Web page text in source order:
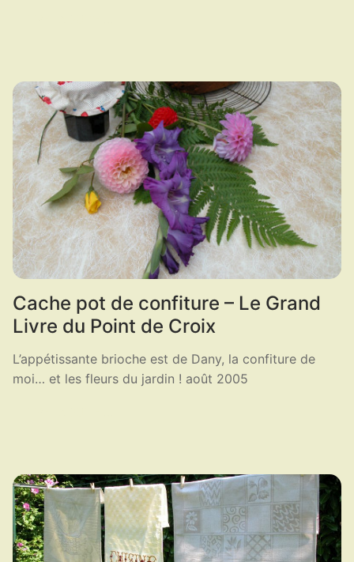
Cache pot de confiture – Le Grand
Livre du Point de Croix
L’appétissante brioche est de Dany, la confiture de
moi… et les fleurs du jardin ! août 2005